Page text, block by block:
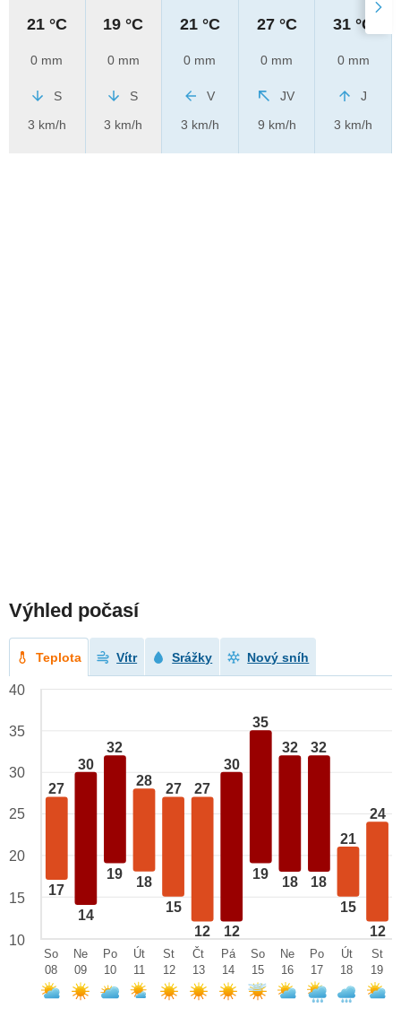
21 °C
0 mm
S
3 km/h
19 °C
0 mm
S
3 km/h
21 °C
0 mm
V
3 km/h
27 °C
0 mm
JV
9 km/h
31 °C
0 mm
J
3 km/h
Výhled počasí
Teplota Vítr Srážky Nový sníh
27
17
30
14
32
19
28
18
27
15
27
12
30
12
35
19
32
18
32
18
21
15
24
12
40
35
30
25
20
15
10
So
08
Ne
09
Po
10
Út
11
St
12
Čt
13
Pá
14
So
15
Ne
16
Po
17
Út
18
St
19